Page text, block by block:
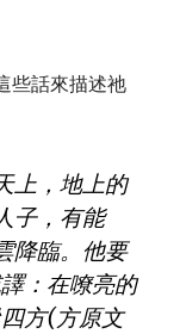
些話來描述祂
上，地上的
子，有能
降臨。他要
：在嘹亮的
方(方原文